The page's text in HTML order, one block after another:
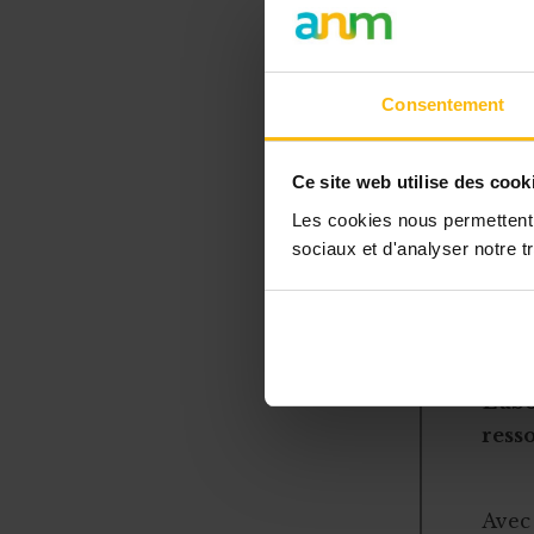
Consentement
Ce site web utilise des
Les cookies nous
sociaux et d'analyser notre
cette
Mon
équipe
mieux
Ces
souvent